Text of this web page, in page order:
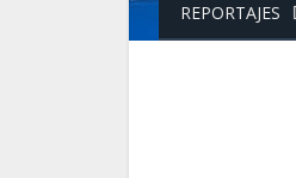
REPORTAJES